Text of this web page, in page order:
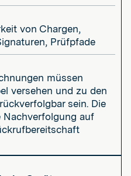
von Chargen,
Prüfpfade
müssen
versehen und zu den
sein. Die
Nachverfolgung auf